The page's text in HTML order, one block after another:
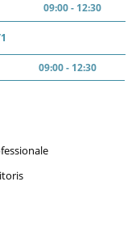
09:00 - 12:30
09:00 - 12:30